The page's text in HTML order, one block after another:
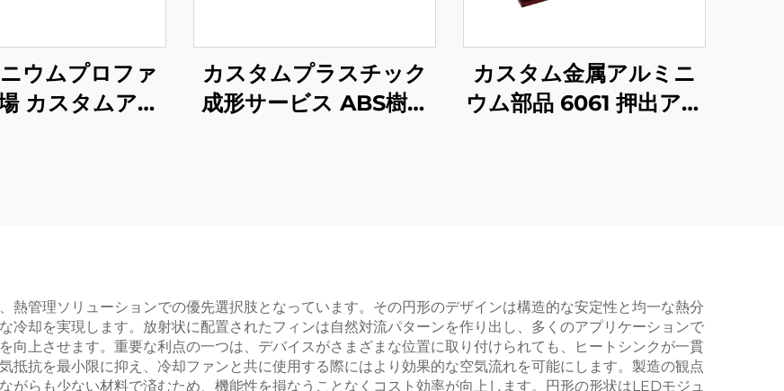
ウムプロファ
カスタムアル
カスタムプラスチック
成形サービス ABS樹脂
カスタム金属アルミニ
ウム部品 6061 押出アル
熱管理ソリューションでの優先選択肢となっています。その円形のデザインは構造的な安定性と均一な熱分
冷却を実現します。放射状に配置されたフィンは自然対流パターンを作り出し、多くのアプリケーションで
向上させます。重要な利点の一つは、デバイスがさまざまな位置に取り付けられても、ヒートシンクが一貫
抵抗を最小限に抑え、冷却ファンと共に使用する際にはより効果的な空気流れを可能にします。製造の観点
がらも少ない材料で済むため、機能性を損なうことなくコスト効率が向上します。円形の形状はLEDモジュ